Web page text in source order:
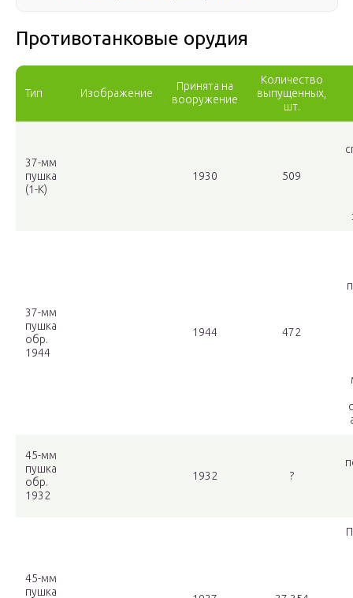
Противотанковые орудия
Тип Изображение
Принята на
вооружение
Количество
выпущенных,
шт.
37-мм
пушка
(1-К)
1930 509
37-мм
пушка
обр.
1944
1944 472
45-мм
пушка
обр.
1932
1932 ?
45-мм
пушка